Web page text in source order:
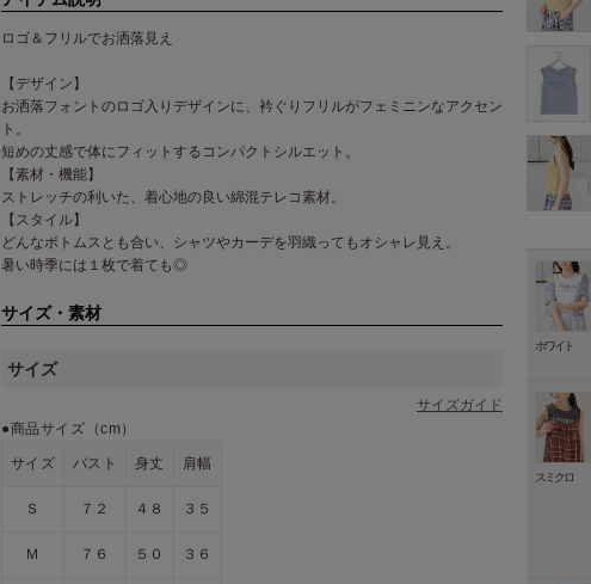
ロゴ＆フリルでお洒落見え
【デザイン】
お洒落フォントのロゴ入りデザインに、衿ぐりフリルがフェミニンなアクセン
ト。
短めの丈感で体にフィットするコンパクトシルエット。
【素材・機能】
ストレッチの利いた、着心地の良い綿混テレコ素材。
【スタイル】
どんなボトムスとも合い、シャツやカーデを羽織ってもオシャレ見え。
暑い時季には１枚で着ても◎
サイズ・素材
サイズ
サイズガイド
●商品サイズ（cm）
サイズ バスト 身丈 肩幅
Ｓ ７２ ４８ ３５
Ｍ ７６ ５０ ３６
ホワイト
スミクロ